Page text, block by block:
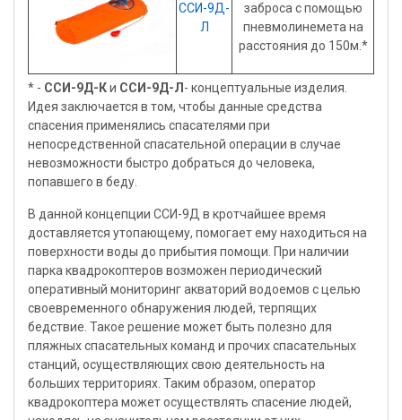
ССИ-9Д-
Л
заброса с помощью
пневмолинемета на
расстояния до 150м.*
* - ССИ-9Д-Ки ССИ-9Д-Л - концептуальные изделия.
Идея заключается в том, чтобы данные средства
спасения применялись спасателями при
непосредственной спасательной операции в случае
невозможности быстро добраться до человека,
попавшего в беду.
В данной концепции ССИ-9Д в кротчайшее время
доставляется утопающему, помогает ему находиться на
поверхности воды до прибытия помощи. При наличии
парка квадрокоптеров возможен периодический
оперативный мониторинг акваторий водоемов с целью
своевременного обнаружения людей, терпящих
бедствие. Такое решение может быть полезно для
пляжных спасательных команд и прочих спасательных
станций, осуществляющих свою деятельность на
больших территориях. Таким образом, оператор
квадрокоптера может осуществлять спасение людей,